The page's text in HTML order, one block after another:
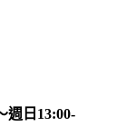
週日13:00-